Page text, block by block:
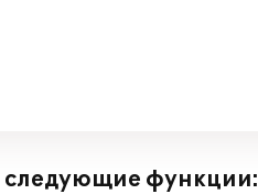
функции: